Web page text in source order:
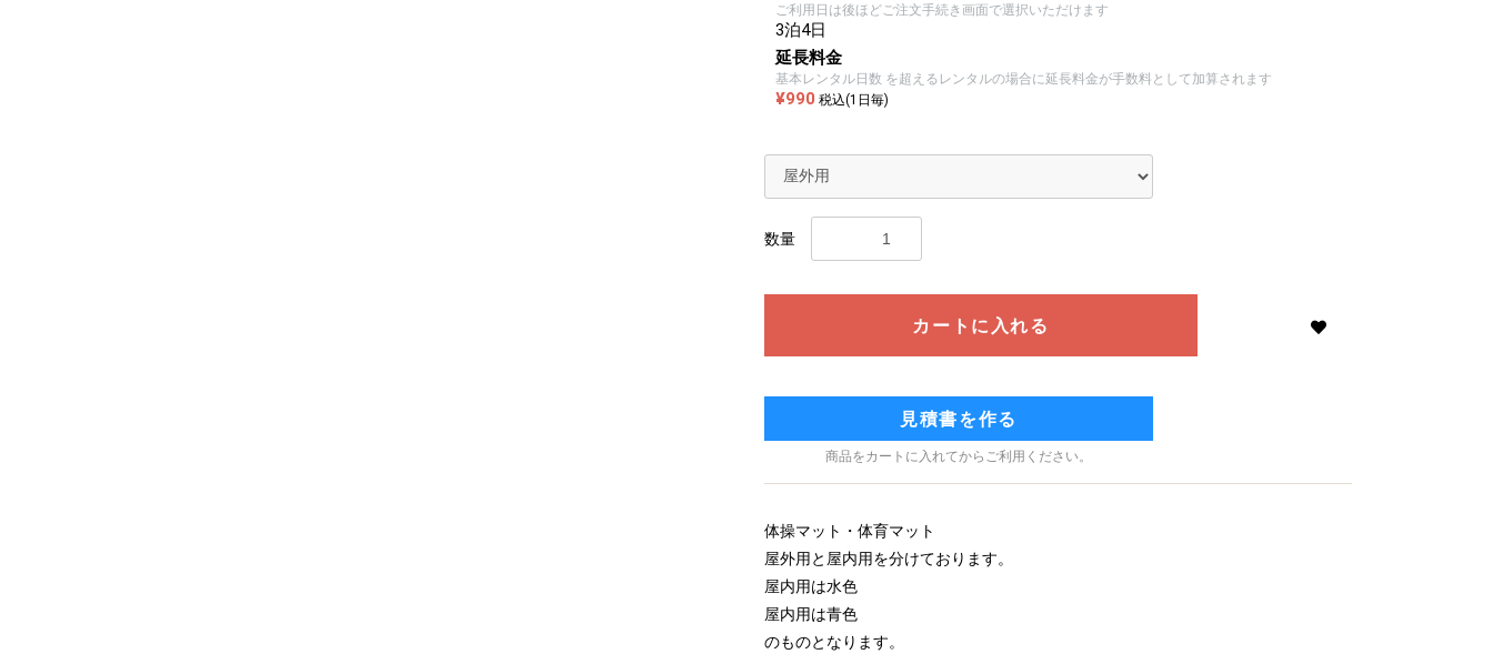
ご利用日は後ほどご注文手続き画面で選択いただけます
3泊4日
延長料金
基本レンタル日数 を超えるレンタルの場合に延長料金が手数料として加算されます
¥990 税込(1日毎)
数量
カートに入れる
見積書を作る
商品をカートに入れてからご利用ください。
体操マット・体育マット
屋外用と屋内用を分けております。
屋内用は水色
屋内用は青色
のものとなります。